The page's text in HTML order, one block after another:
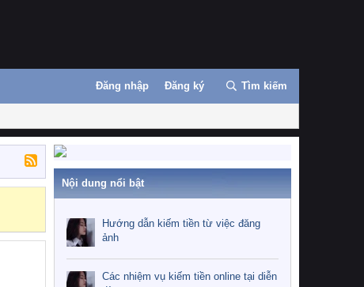
Đăng nhập Đăng ký Tìm kiếm
Nội dung nổi bật
Hướng dẫn kiếm tiền từ việc đăng
ảnh
Các nhiệm vụ kiếm tiền online tại diễn